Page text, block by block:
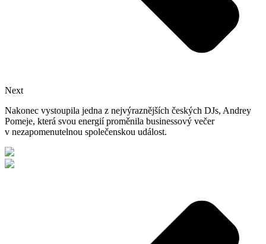
Next
Nakonec vystoupila jedna z nejvýraznějších českých DJs, Andrey
Pomeje, která svou energií proměnila businessový večer
v nezapomenutelnou společenskou událost.